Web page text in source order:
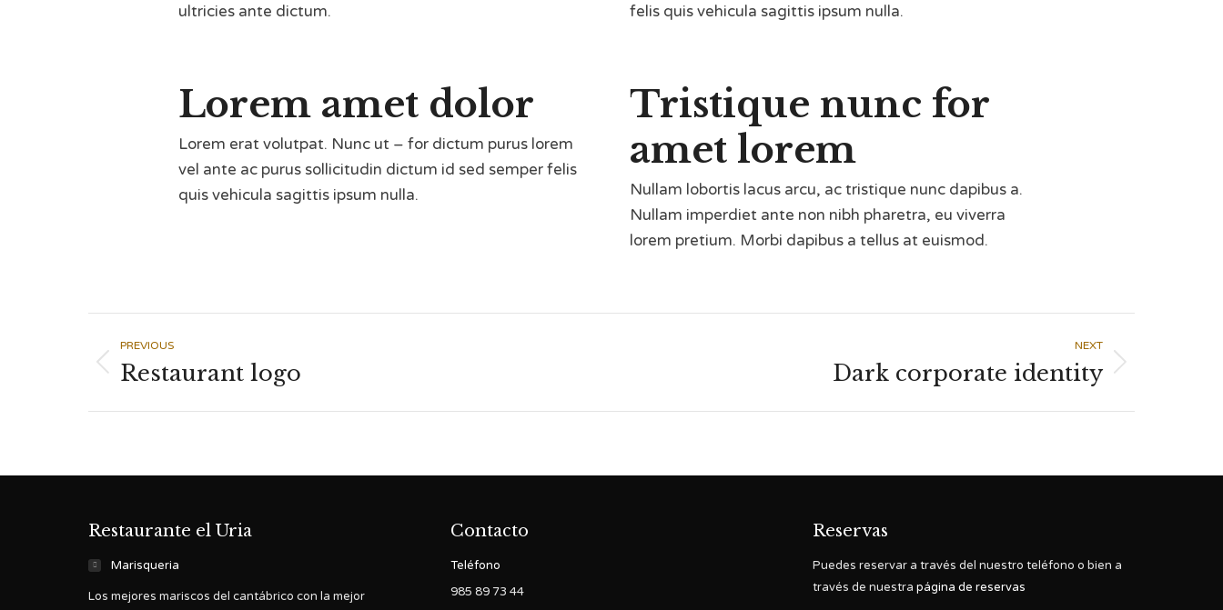
ultricies ante dictum.
felis quis vehicula sagittis ipsum nulla.
Lorem amet dolor
Lorem erat volutpat. Nunc ut – for dictum purus lorem
vel ante ac purus sollicitudin dictum id sed semper felis
quis vehicula sagittis ipsum nulla.
Tristique nunc for
amet lorem
Nullam lobortis lacus arcu, ac tristique nunc dapibus a.
Nullam imperdiet ante non nibh pharetra, eu viverra
lorem pretium. Morbi dapibus a tellus at euismod.
Navegación
entre
proyectos
PREVIOUS
Proyecto
Restaurant logo
NEXT
Dark corporate identity
Restaurante el Uria
Marisqueria
Los mejores mariscos del cantábrico con la mejor
Contacto
Teléfono
985 89 73 44
Reservas
Puedes reservar a través del nuestro teléfono o bien a
través de nuestra página de reservas